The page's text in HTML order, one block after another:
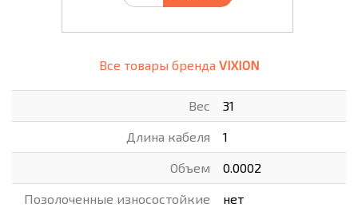
Все товары бренда VIXION
Вес 31
Длина кабеля 1
Объем 0.0002
Позолоченные износостойкие
нет